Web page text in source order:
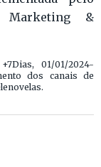
&
01/01/2024-
dos canais de